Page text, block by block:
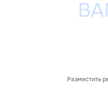
Разместить